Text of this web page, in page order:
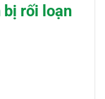
bị rối loạn